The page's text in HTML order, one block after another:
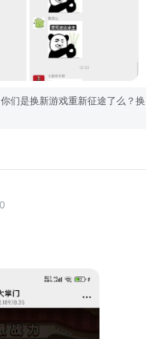
你们是换新游戏重新征途了么？